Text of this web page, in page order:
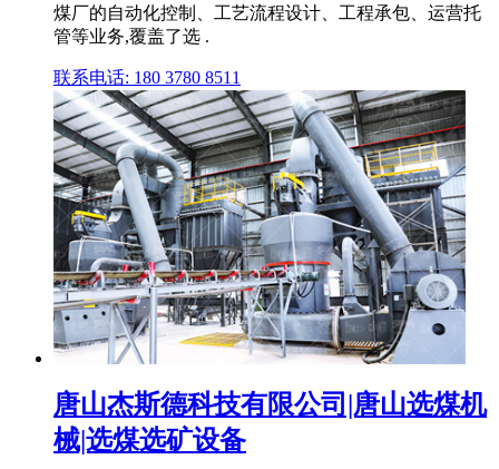
煤厂的自动化控制、工艺流程设计、工程承包、运营托
管等业务,覆盖了选 .
联系电话: 180 3780 8511
唐山杰斯德科技有限公司|唐山选煤机
械|选煤选矿设备